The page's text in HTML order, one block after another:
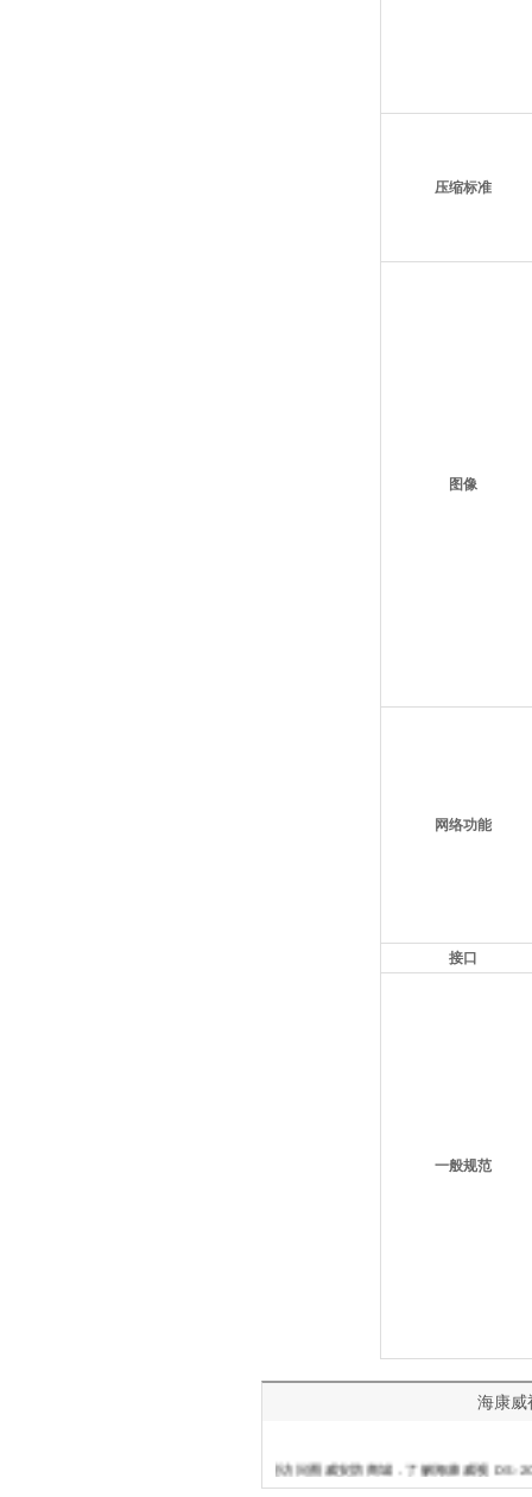
压缩标准
图像
网络功能
接口
一般规范
海康威
欢迎访问图威安防商城 . 了解海康威视 DS-